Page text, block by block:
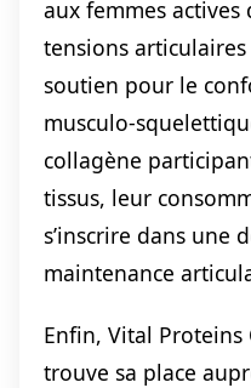
aux femmes actives
tensions
soutien pour le
musculo-
collagène
tissus, leur
s’inscrire dans une
maintenance
Enfin, Vital
trouve sa place